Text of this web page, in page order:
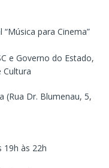
para Cinema”
e Governo do Estado,
Cultura
(Rua Dr. Blumenau, 5,
19h às 22h